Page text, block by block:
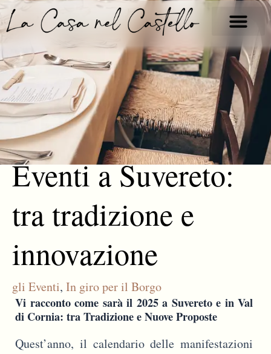
Vai
al
contenuto
Eventi a Suvereto:
tra tradizione e
innovazione
gli Eventi, In giro per il Borgo
Vi racconto come sarà il 2025 a Suvereto e in Val
di Cornia: tra Tradizione e Nuove Proposte
Quest’anno, il calendario delle manifestazioni